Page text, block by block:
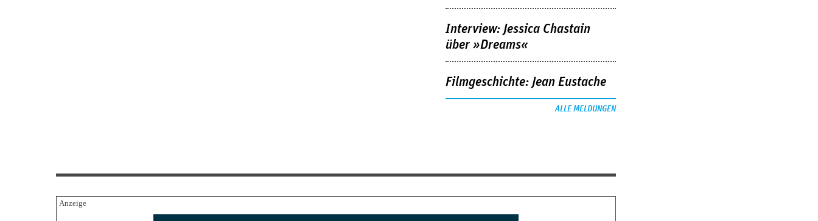
Interview: Jessica Chastain
über »Dreams«
Filmgeschichte: Jean Eustache
ALLE MELDUNGEN